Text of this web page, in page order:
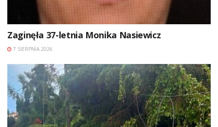
Zaginęła 37-letnia Monika Nasiewicz
7 SIERPNIA 2026